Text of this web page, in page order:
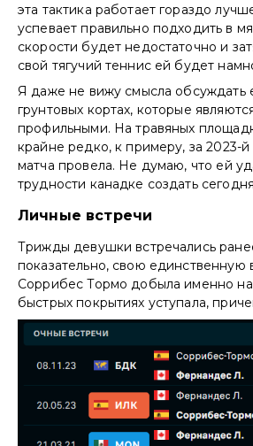
эта тактика работает гораздо
успевает правильно подходить в
скорости будет недостаточно и
свой тягучий теннис ей будет
Я даже не вижу смысла обсуждать
грунтовых кортах, которые
профильными. На травяных
крайне редко, к примеру, за 2023-
матча провела. Не думаю, что ей
трудности канадке создать
Личные встречи
Трижды девушки встречались
показательно, свою единственную
Соррибес Тормо добыла именно на
быстрых покрытиях уступала,